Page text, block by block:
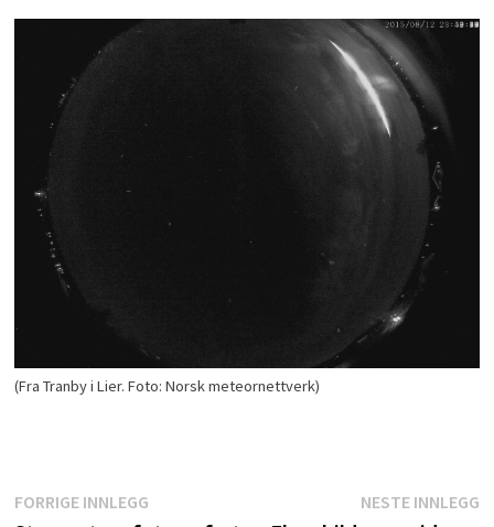
(Fra Tranby i Lier. Foto: Norsk meteornettverk)
Innleggsnavigasjon
FORRIGE INNLEGGForrige
NESTE INNLEGG